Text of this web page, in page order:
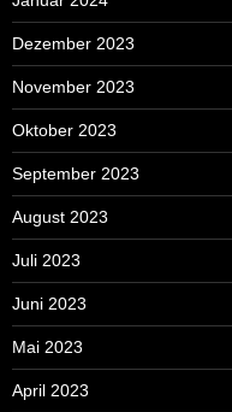
Dezember 2023
November 2023
Oktober 2023
September 2023
August 2023
Juli 2023
Juni 2023
Mai 2023
April 2023